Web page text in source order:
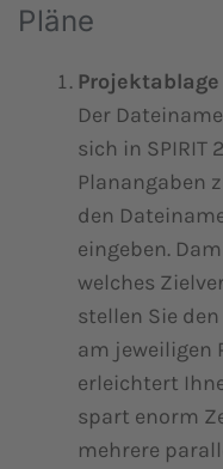
Pläne
Der
sich in SPIRIT
Planangaben
den
eingeben.
welches
stellen Sie
am jeweiligen
erleichtert
spart enorm
mehrere